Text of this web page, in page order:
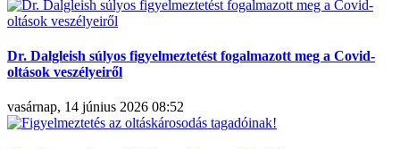
Dr. Dalgleish súlyos figyelmeztetést fogalmazott meg a Covid-
oltások veszélyeiről
vasárnap, 14 június 2026 08:52